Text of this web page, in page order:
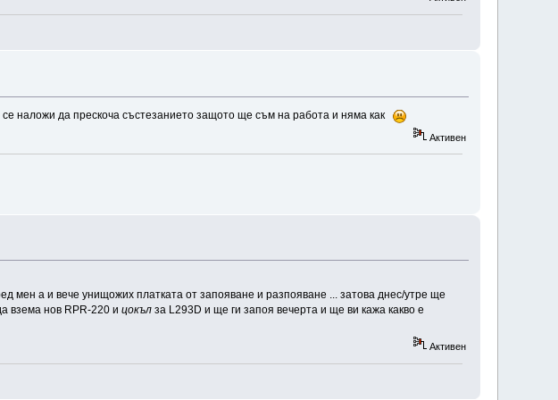
наложи да прескоча състезанието защото ще съм на работа и няма как
Активен
мен а и вече унищожих платката от запояване и разпояване ... затова днес/утре ще
взема нов RPR-220 и цокълза L293D и ще ги запоя вечерта и ще ви кажа какво е
Активен